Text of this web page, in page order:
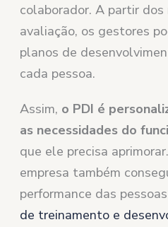
colaborador. A partir
avaliação, os gestores
planos de
cada pessoa.
Assim, o PDI é
as necessidades do
que ele precisa
empresa também
performance das
de treinamento e